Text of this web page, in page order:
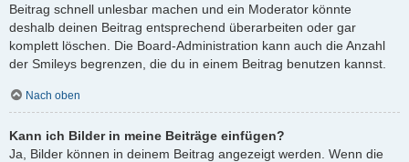
Beitrag schnell unlesbar machen und ein Moderator könnte
deshalb deinen Beitrag entsprechend überarbeiten oder gar
komplett löschen. Die Board-Administration kann auch die Anzahl
der Smileys begrenzen, die du in einem Beitrag benutzen kannst.
Nach oben
Kann ich Bilder in meine Beiträge einfügen?
Ja, Bilder können in deinem Beitrag angezeigt werden. Wenn die